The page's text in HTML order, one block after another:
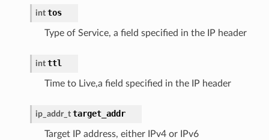
int tos
Type of Service, a field specified in the IP header
int ttl
Time to Live,a field specified in the IP header
ip_addr_t target_addr
Target IP address, either IPv4 or IPv6